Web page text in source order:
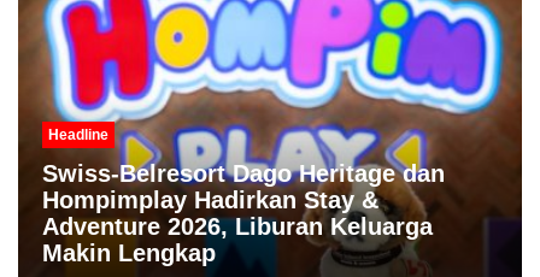
Headline
Swiss-Belresort Dago Heritage dan
Hompimplay Hadirkan Stay &
Adventure 2026, Liburan Keluarga
Makin Lengkap